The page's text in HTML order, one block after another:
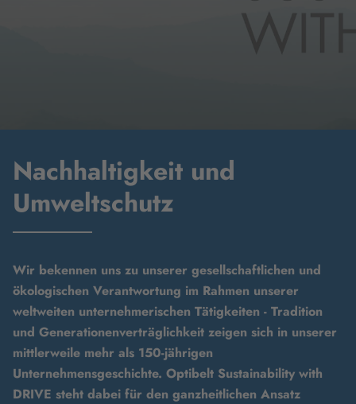
Nachhaltigkeit und
Umweltschutz
Wir bekennen uns zu unserer gesellschaftlichen und
ökologischen Verantwortung im Rahmen unserer
weltweiten unternehmerischen Tätigkeiten - Tradition
und Generationenverträglichkeit zeigen sich in unserer
mittlerweile mehr als 150-jährigen
Unternehmensgeschichte. Optibelt Sustainability with
DRIVE steht dabei für den ganzheitlichen Ansatz